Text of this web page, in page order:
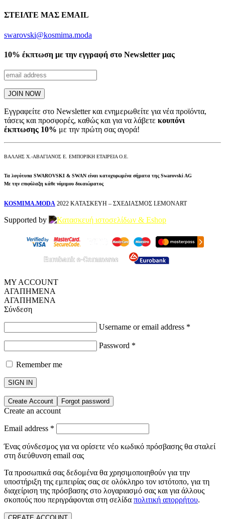
ΣΤΕΙΛΤΕ ΜΑΣ EMAIL
swarovski@kosmima.moda
10% έκπτωση με την εγγραφή στο Newsletter μας
Εγγραφείτε στο Newsletter και ενημερωθείτε για νέα προϊόντα,
τάσεις και προσφορές, καθώς και για να λάβετε κουπόνι
έκπτωσης 10% με την πρώτη σας αγορά!
ΒΑΛΛΗΣ Χ.-ΑΒΑΓΙΑΝΟΣ Ε. ΕΜΠΟΡΙΚΗ ΕΤΑΙΡΕΙΑ Ο.Ε.
Τα λογότυπα SWAROVSKI & SWAN είναι κατοχυρωμένα σήματα της Swarovski AG
Με την επιφύλαξη κάθε νόμιμου δικαιώματος
KOSMIMA.MODA 2022 ΚΑΤΑΣΚΕΥΗ – ΣΧΕΔΙΑΣΜΟΣ LEMONART
Supported by
MY ACCOUNT
ΑΓΑΠΗΜΕΝΑ
ΑΓΑΠΗΜΕΝΑ
Σύνδεση
Username or email address *
Password *
Remember me
SIGN IN
Create Account Forgot password
Create an account
Email address *
Ένας σύνδεσμος για να ορίσετε νέο κωδικό πρόσβασης θα σταλεί
στη διεύθυνση email σας
Τα προσωπικά σας δεδομένα θα χρησιμοποιηθούν για την
υποστήριξη της εμπειρίας σας σε ολόκληρο τον ιστότοπο, για τη
διαχείριση της πρόσβασης στο λογαριασμό σας και για άλλους
σκοπούς που περιγράφονται στη σελίδα πολιτική απορρήτου.